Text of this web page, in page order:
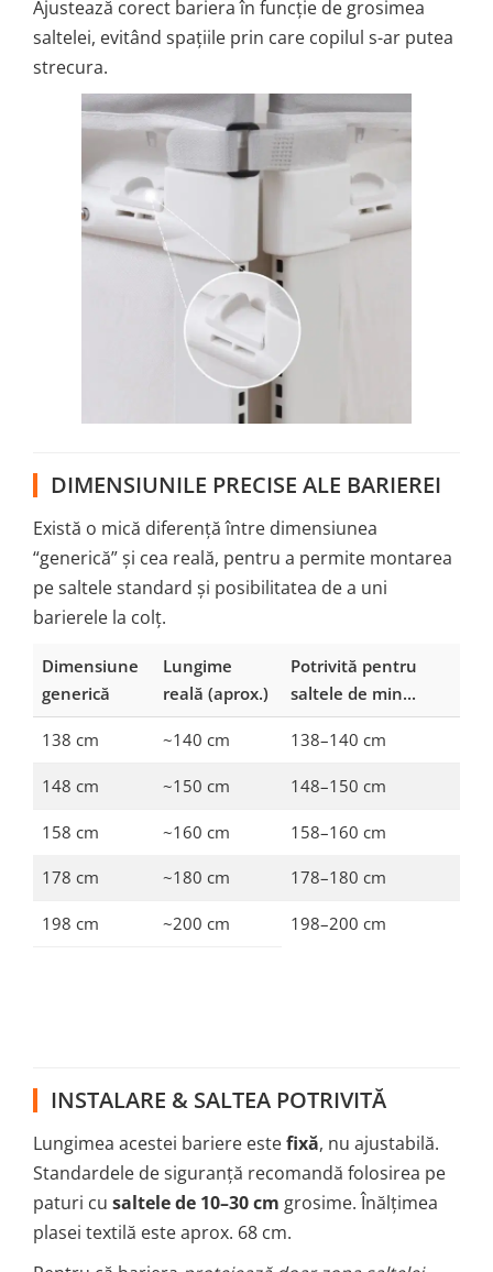
Ajustează corect bariera în funcție de grosimea
saltelei, evitând spațiile prin care copilul s-ar putea
strecura.
DIMENSIUNILE PRECISE ALE BARIEREI
Există o mică diferență între dimensiunea
“generică” și cea reală, pentru a permite montarea
pe saltele standard și posibilitatea de a uni
barierele la colț.
Dimensiune
generică
Lungime
reală (aprox.)
Potrivită pentru
saltele de min...
138 cm ~140 cm 138–140 cm
148 cm ~150 cm 148–150 cm
158 cm ~160 cm 158–160 cm
178 cm ~180 cm 178–180 cm
198 cm ~200 cm 198–200 cm
INSTALARE & SALTEA POTRIVITĂ
Lungimea acestei bariere estefixă, nu ajustabilă.
Standardele de siguranță recomandă folosirea pe
paturi cu saltele de 10–30 cm grosime. Înălțimea
plasei textilă este aprox. 68 cm.